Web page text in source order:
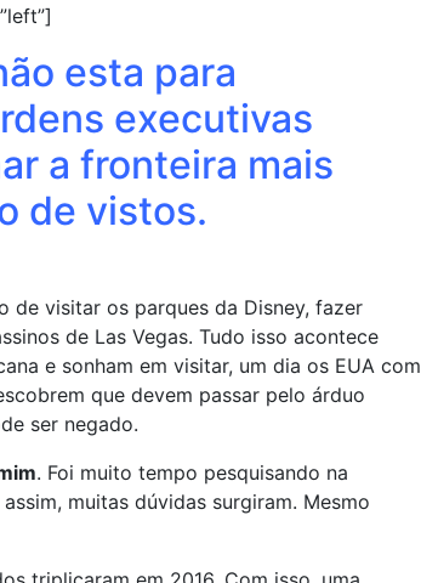
esta para
executivas
a fronteira mais
de vistos.
de visitar os parques da Disney, fazer
de Las Vegas. Tudo isso acontece
e sonham em visitar, um dia os EUA com
que devem passar pelo árduo
ser negado.
. Foi muito tempo pesquisando na
muitas dúvidas surgiram. Mesmo